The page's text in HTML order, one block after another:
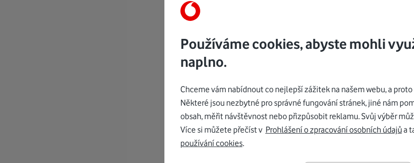
Používáme cookies, abyste mohli
naplno.
Chceme vám nabídnout co nejlepší zážitek na našem webu, a
Některé jsou nezbytné pro správné fungování stránek, jiné nám
obsah, měřit návštěvnost nebo přizpůsobit reklamu. Svůj výběr
Více si můžete přečíst v Prohlášení o zpracování osobních údajů a
používání cookies.